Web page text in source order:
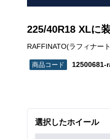
225/40R18 XLに
RAFFINATO(ラフィナー
12500681-
選択したホイール